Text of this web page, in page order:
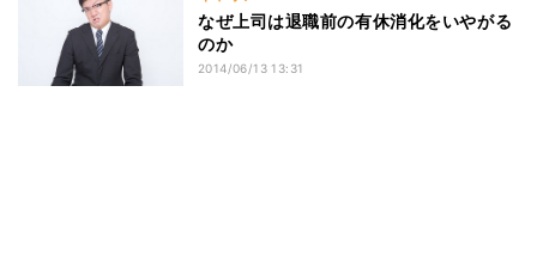
なぜ上司は退職前の有休消化をいやがる
のか
2014/06/13 13:31